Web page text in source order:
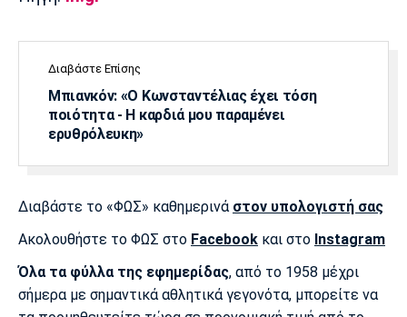
Διαβάστε Επίσης
Μπιανκόν: «Ο Κωνσταντέλιας έχει τόση
ποιότητα - Η καρδιά μου παραμένει
ερυθρόλευκη»
Διαβάστε το «ΦΩΣ» καθημερινά στον υπολογιστή σας
Ακολουθήστε το ΦΩΣ στο Facebook και στο Instagram
Όλα τα φύλλα της εφημερίδας, από το 1958 μέχρι
σήμερα με σημαντικά αθλητικά γεγονότα, μπορείτε να